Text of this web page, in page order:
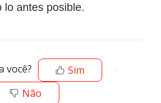
lo antes posible.
você?
Sim
Não